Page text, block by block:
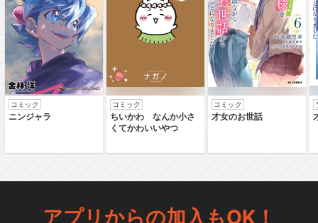
劇場版「BanG Dream! ぽっ
ぴん'どり…
de…
コミック
ニンジャラ
コミック
ちいかわ なんか小さ
くてかわいいやつ
コミック
才女のお世話
アプリからの加入もOK！